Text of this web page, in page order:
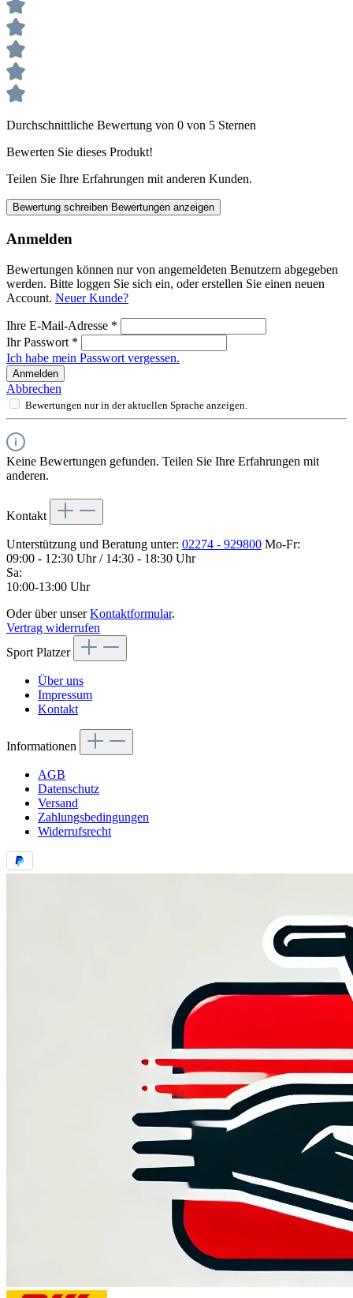
Durchschnittliche Bewertung von 0 von 5 Sternen
Bewerten Sie dieses Produkt!
Teilen Sie Ihre Erfahrungen mit anderen Kunden.
Bewertung schreiben Bewertungen anzeigen
Anmelden
Bewertungen können nur von angemeldeten Benutzern abgegeben
werden. Bitte loggen Sie sich ein, oder erstellen Sie einen neuen
Account. Neuer Kunde?
Ihre E-Mail-Adresse *
Ihr Passwort *
Ich habe mein Passwort vergessen.
Anmelden
Abbrechen
Bewertungen nur in der aktuellen Sprache anzeigen.
Keine Bewertungen gefunden. Teilen Sie Ihre Erfahrungen mit
anderen.
Kontakt
Unterstützung und Beratung unter: 02274 - 929800 Mo-Fr:
09:00 - 12:30 Uhr / 14:30 - 18:30 Uhr
Sa:
10:00-13:00 Uhr
Oder über unserKontaktformular.
Vertrag widerrufen
Sport Platzer
Über uns
Impressum
Kontakt
Informationen
AGB
Datenschutz
Versand
Zahlungsbedingungen
Widerrufsrecht